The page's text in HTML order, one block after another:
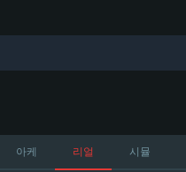
아케 리얼 시뮬